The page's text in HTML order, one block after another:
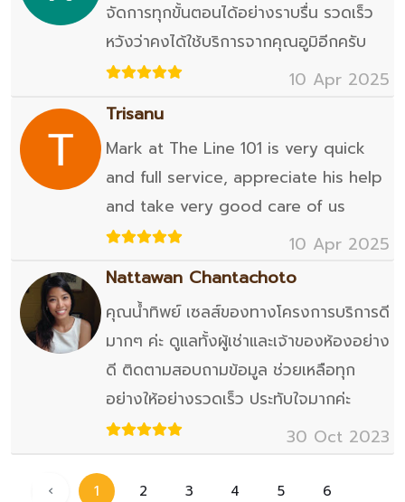
จัดการทุกขั้นตอนได้อย่างราบรื่น รวดเร็ว
หวังว่าคงได้ใช้บริการจากคุณอูมิอีกครับ
10 Apr 2025
Trisanu
Mark at The Line 101 is very quick
and full service, appreciate his help
and take very good care of us
10 Apr 2025
Nattawan Chantachoto
คุณน้ำทิพย์ เซลส์ของทางโครงการบริการดี
มากๆ ค่ะ ดูแลทั้งผู้เช่าและเจ้าของห้องอย่าง
ดี ติดตามสอบถามข้อมูล ช่วยเหลือทุก
อย่างให้อย่างรวดเร็ว ประทับใจมากค่ะ
30 Oct 2023
‹ 1 2 3 4 5 6